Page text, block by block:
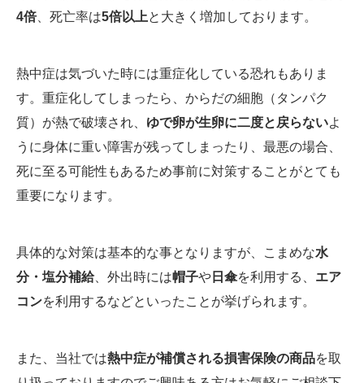
4倍、死亡率は5倍以上と大きく増加しております。
熱中症は気づいた時には重症化している恐れもありま
す。重症化してしまったら、からだの細胞（タンパク
質）が熱で破壊され、 ゆで卵が生卵に二度と戻らないよ
うに身体に重い障害が残ってしまったり、最悪の場合、
死に至る可能性もあるため事前に対策することがとても
重要になります。
具体的な対策は基本的な事となりますが、こまめな水
分・塩分補給、外出時には帽子や 日傘を利用する、 エア
コンを利用するなどといったことが挙げられます。
また、当社では熱中症が補償される損害保険の商品を取